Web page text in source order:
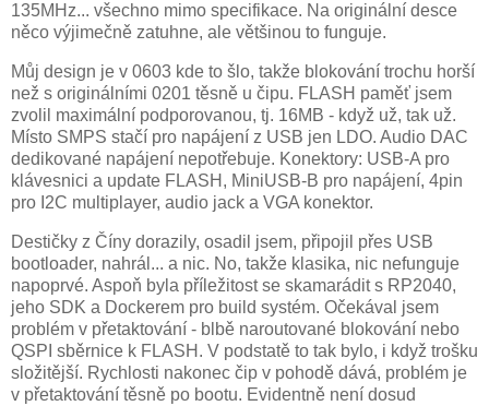
135MHz... všechno mimo specifikace. Na originální desce
něco výjimečně zatuhne, ale většinou to funguje.
Můj design je v 0603 kde to šlo, takže blokování trochu horší
než s originálními 0201 těsně u čipu. FLASH paměť jsem
zvolil maximální podporovanou, tj. 16MB - když už, tak už.
Místo SMPS stačí pro napájení z USB jen LDO. Audio DAC
dedikované napájení nepotřebuje. Konektory: USB-A pro
klávesnici a update FLASH, MiniUSB-B pro napájení, 4pin
pro I2C multiplayer, audio jack a VGA konektor.
Destičky z Číny dorazily, osadil jsem, připojil přes USB
bootloader, nahrál... a nic. No, takže klasika, nic nefunguje
napoprvé. Aspoň byla příležitost se skamarádit s RP2040,
jeho SDK a Dockerem pro build systém. Očekával jsem
problém v přetaktování - blbě naroutované blokování nebo
QSPI sběrnice k FLASH. V podstatě to tak bylo, i když trošku
složitější. Rychlosti nakonec čip v pohodě dává, problém je
v přetaktování těsně po bootu. Evidentně není dosud